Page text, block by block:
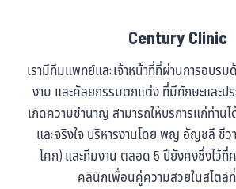
Century Clinic
เรามีทีมแพทย์และเจ้าหน้าที่ที่ผ่านการอบรม
งาม และศัลยกรรมตกแต่ง ที่มีทักษะและป
เกิดความชำนาญ สามารถให้บริการแก่ท่าน
และจริงใจ บริหารงานโดย พญ อัญชลี ชี
โศก) และทีมงาน ตลอด 5 ปียังคงซึ่งไว้ที่
คลินิกเพื่อนคู่ความสวยในสไตล์